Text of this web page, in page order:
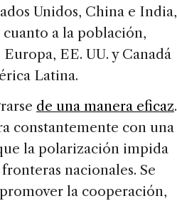
Unidos, China e India,
cuanto a la población,
EE. UU. y Canadá
Latina.
de una manera eficaz.
constantemente con una
la polarización impida
nacionales. Se
la cooperación,